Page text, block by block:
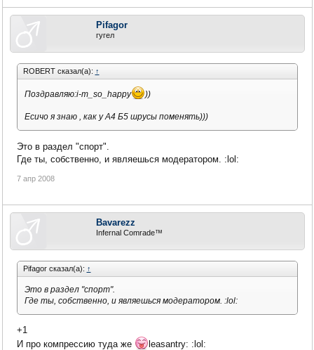
Pifagor
гугел
ROBERT сказал(а): ↑
Поздравляю:i-m_so_happy ))
Есичо я знаю , как у А4 Б5 шрусы поменять)))
Это в раздел "спорт".
Где ты, собственно, и являешься модератором. :lol:
7 апр 2008
Bavarezz
Infernal Comrade™
Pifagor сказал(а): ↑
Это в раздел "спорт".
Где ты, собственно, и являешься модератором. :lol:
+1
И про компрессию туда же
leasantry: :lol: